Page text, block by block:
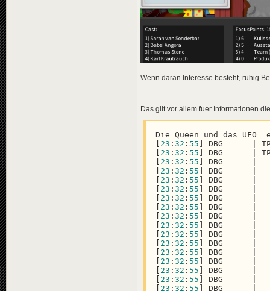
Wenn daran Interesse besteht, ruhig
Das gilt vor allem fuer Informationen
Die Queen und das UFO
[ 23 : 32 : 55 ] DBG      |
[ 23 : 32 : 55 ] DBG      |
[ 23 : 32 : 55 ] DBG      |
[ 23 : 32 : 55 ] DBG
[ 23 : 32 : 55 ] DBG
[ 23 : 32 : 55 ] DBG
[ 23 : 32 : 55 ] DBG
[ 23 : 32 : 55 ] DBG
[ 23 : 32 : 55 ] DBG
[ 23 : 32 : 55 ] DBG
[ 23 : 32 : 55 ] DBG
[ 23 : 32 : 55 ] DBG      |
[ 23 : 32 : 55 ] DBG
[ 23 : 32 : 55 ] DBG
[ 23 : 32 : 55 ] DBG
[ 23 : 32 : 55 ] DBG
[ 23 : 32 : 55 ] DBG